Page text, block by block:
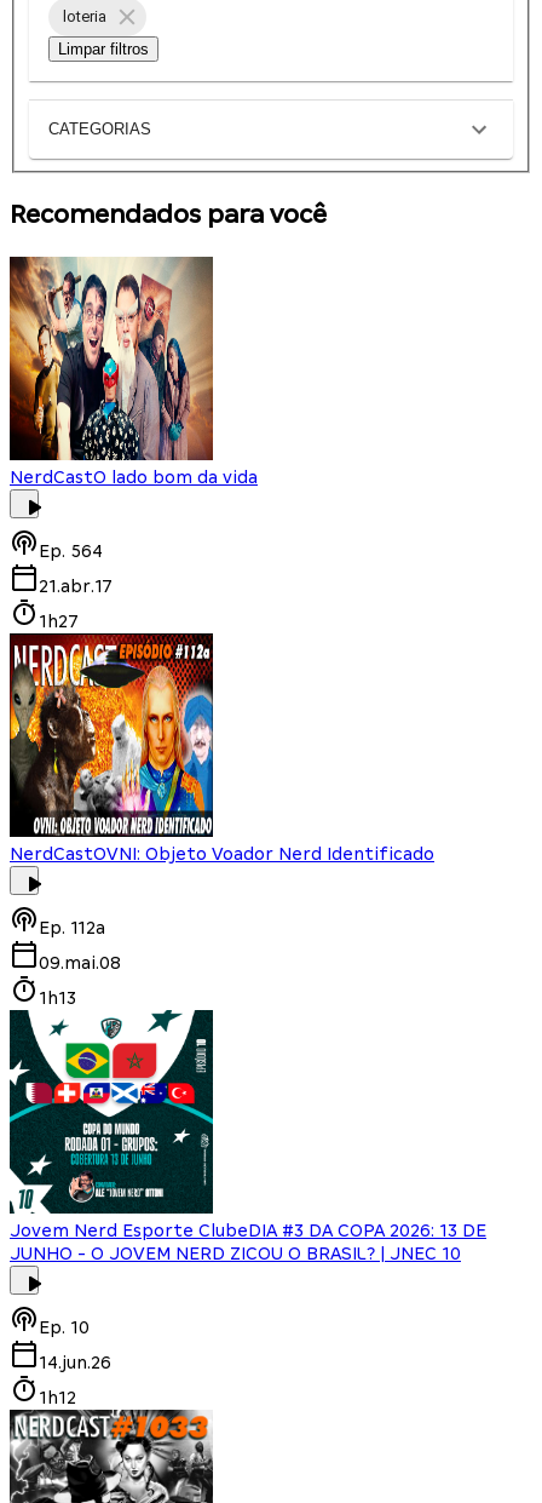
loteria
Limpar filtros
CATEGORIAS
Recomendados para você
NerdCastO lado bom da vida
Ep. 564
21.abr.17
1h27
NerdCastOVNI: Objeto Voador Nerd Identificado
Ep. 112a
09.mai.08
1h13
Jovem Nerd Esporte ClubeDIA #3 DA COPA 2026: 13 DE
JUNHO - O JOVEM NERD ZICOU O BRASIL? | JNEC 10
Ep. 10
14.jun.26
1h12